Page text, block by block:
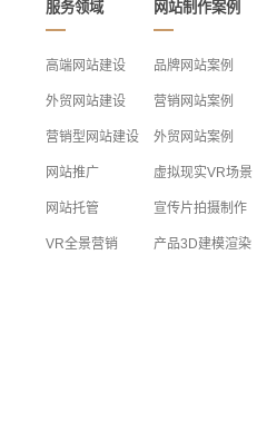
服务领域
高端网站建设
外贸网站建设
营销型网站建设
网站推广
网站托管
VR全景营销
网站制作案例
品牌网站案例
营销网站案例
外贸网站案例
虚拟现实VR场景
宣传片拍摄制作
产品3D建模渲染